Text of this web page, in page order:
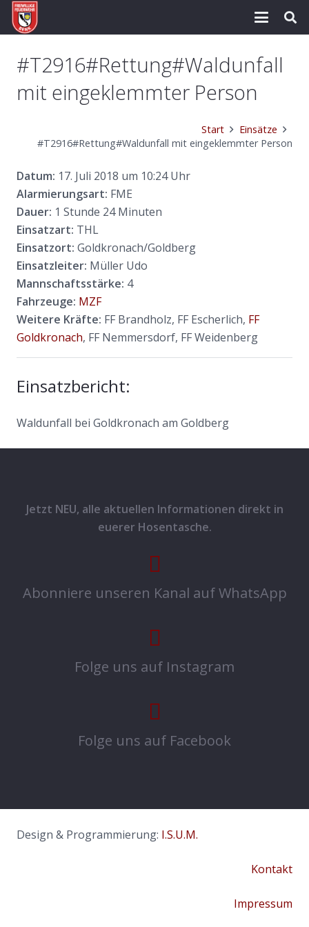
#T2916#Rettung#Waldunfall
mit eingeklemmter Person
Start
Einsätze
#T2916#Rettung#Waldunfall mit eingeklemmter Person
Datum: 17. Juli 2018 um 10:24 Uhr
Alarmierungsart: FME
Dauer: 1 Stunde 24 Minuten
Einsatzart: THL
Einsatzort: Goldkronach/Goldberg
Einsatzleiter: Müller Udo
Mannschaftsstärke: 4
Fahrzeuge: MZF
Weitere Kräfte: FF Brandholz, FF Escherlich, FF
Goldkronach, FF Nemmersdorf, FF Weidenberg
Einsatzbericht:
Waldunfall bei Goldkronach am Goldberg
Jetzt NEU, alle aktuellen Informationen direkt in
euerer Hosentasche.
Abonniere unseren Kanal auf WhatsApp
Folge uns auf Instagram
Folge uns auf Facebook
Design & Programmierung: I.S.U.M.
Kontakt
Impressum